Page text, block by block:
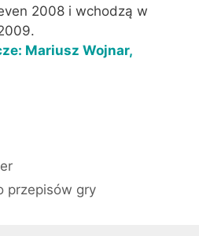
2008 i wchodzą w
Mariusz Wojnar,
przepisów gry